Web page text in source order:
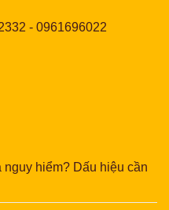
- 0961696022
hiểm? Dấu hiệu cần